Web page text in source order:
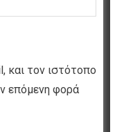
και τον ιστότοπο
επόμενη φορά